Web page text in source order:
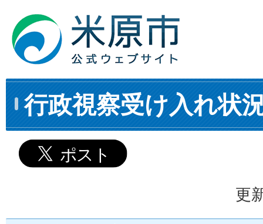
行政視察受け入れ状
更